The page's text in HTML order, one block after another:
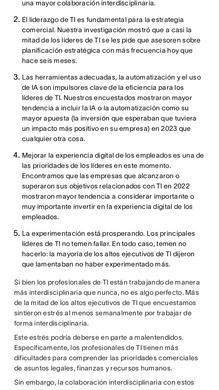
una mayor colaboración interdisciplinaria.
El liderazgo de TI es fundamental para la estrategia
comercial. Nuestra investigación mostró que a casi la
mitad de los líderes de TI se les pide que asesoren sobre
planificación estratégica con más frecuencia hoy que
hace seis meses.
Las herramientas adecuadas, la automatización y el uso
de IA son impulsores clave de la eficiencia para los
líderes de TI. Nuestros encuestados mostraron mayor
tendencia a incluir la IA o la automatización como su
mayor apuesta (la inversión que esperaban que tuviera
un impacto más positivo en su empresa) en 2023 que
cualquier otra cosa.
Mejorar la experiencia digital de los empleados es una de
las prioridades de los líderes en este momento.
Encontramos que las empresas que alcanzaron o
superaron sus objetivos relacionados con TI en 2022
mostraron mayor tendencia a considerar importante o
muy importante invertir en la experiencia digital de los
empleados.
La experimentación está prosperando. Los principales
líderes de TI no temen fallar. En todo caso, temen no
hacerlo: la mayoría de los altos ejecutivos de TI dijeron
que lamentaban no haber experimentado más.
Si bien los profesionales de TI están trabajando de manera
más interdisciplinaria que nunca, no es algo perfecto. Más
de la mitad de los altos ejecutivos de TI que encuestamos
sintieron estrés al menos semanalmente por trabajar de
forma interdisciplinaria.
Este estrés podría deberse en parte a malentendidos.
Específicamente, los profesionales de TI tienen más
dificultades para comprender las prioridades comerciales
de asuntos legales, finanzas y recursos humanos.
Sin embargo, la colaboración interdisciplinaria con estos